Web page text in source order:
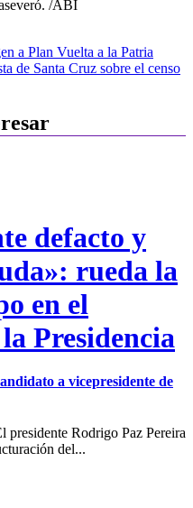
/ABI
a Plan Vuelta a la Patria
de Santa Cruz sobre el censo
defacto y
rueda la
en el
Presidencia
a vicepresidente de
Rodrigo Paz Pereira
del...